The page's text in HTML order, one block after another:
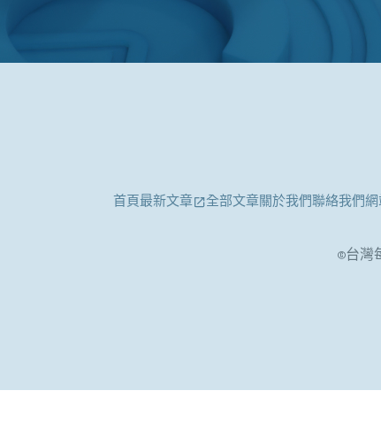
首頁最新文章 全部文章關於我們聯絡我們
©台灣